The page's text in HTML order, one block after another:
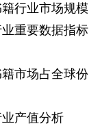
行业市场规模
重要数据指标
市场占全球份
产值分析